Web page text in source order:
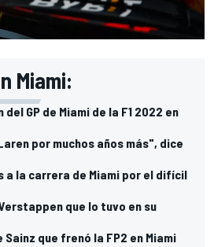
Miami:
GP de Miami de la F1 2022 en
por muchos años más", dice
a la carrera de Miami por el difícil
que lo tuvo en su
Sainz que frenó la FP2 en Miami